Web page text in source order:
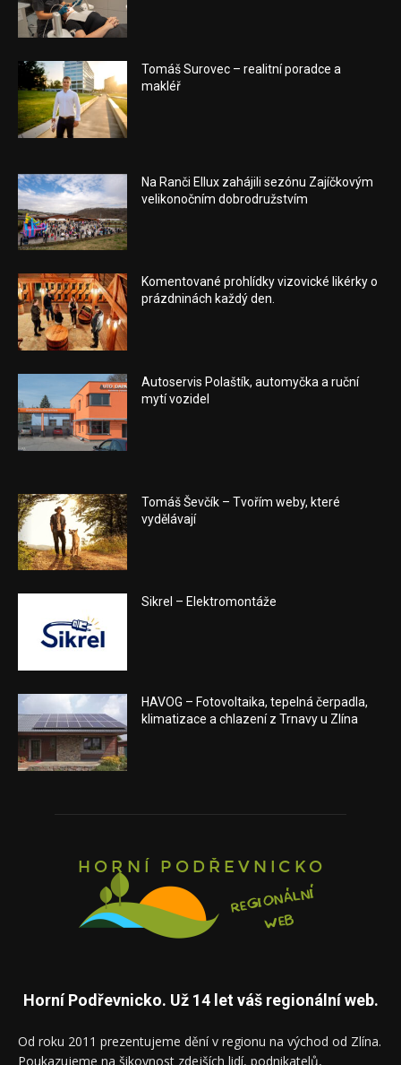
Tomáš Surovec – realitní poradce a
makléř
Na Ranči Ellux zahájili sezónu Zajíčkovým
velikonočním dobrodružstvím
Komentované prohlídky vizovické likérky o
prázdninách každý den.
Autoservis Polaštík, automyčka a ruční
mytí vozidel
Tomáš Ševčík – Tvořím weby, které
vydělávají
Sikrel – Elektromontáže
HAVOG – Fotovoltaika, tepelná čerpadla,
klimatizace a chlazení z Trnavy u Zlína
Horní Podřevnicko. Už 14 let váš regionální web.
Od roku 2011 prezentujeme dění v regionu na východ od Zlína.
Poukazujeme na šikovnost zdejších lidí, podnikatelů,